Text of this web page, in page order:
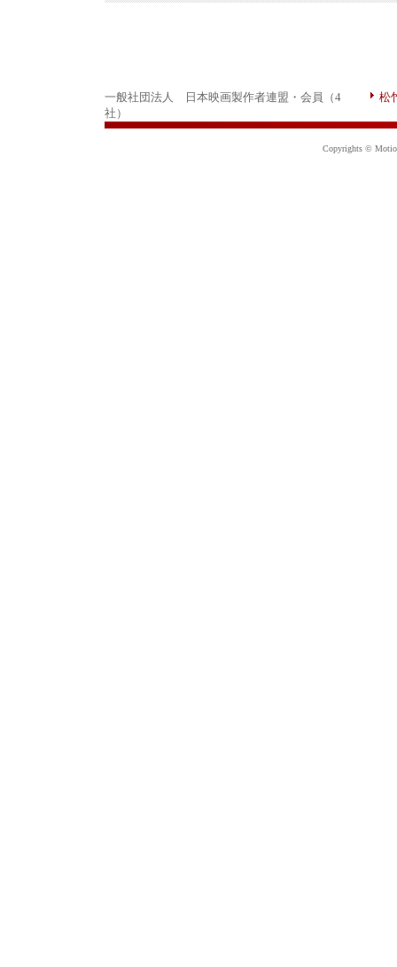
一般社団法人 日本映画製作者連盟・会員（4
社）
松
Copyrights ©